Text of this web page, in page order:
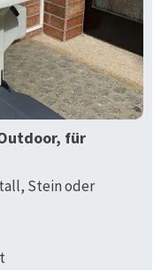
für
Stein oder